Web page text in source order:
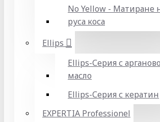
No Yellow - Матиране
руса коса
Ellips
Ellips-Серия с арганово
масло
Ellips-Серия с кератин
EXPERTIA Professionel